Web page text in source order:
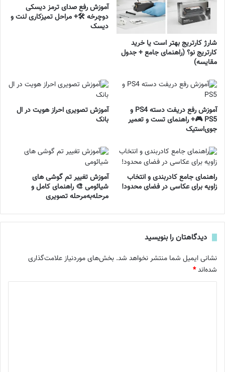
شارژ کارتریج بهتر است یا خرید
کارتریج نو؟ (راهنمای جامع + جدول
مقایسه)
آموزش رفع صدای ترمز دیسکی
دوچرخه 🛠️+ مراحل تمیزکاری لنت و
دیسک
آموزش رفع دریفت دسته PS4 و
PS5 🎮+ راهنمای تست و تعمیر
جوی‌استیک
آموزش تصویری احراز هویت در ال
بانک
راهنمای جامع کادربندی و انتخاب
زاویه برای عکاسی در فضای محدود!
آموزش تغییر تم گوشی های
شیائومی 🎨 راهنمای کامل و
مرحله‌به‌مرحله تصویری
دیدگاهتان را بنویسید
نشانی ایمیل شما منتشر نخواهد شد. بخش‌های موردنیاز علامت‌گذاری
شده‌اند*